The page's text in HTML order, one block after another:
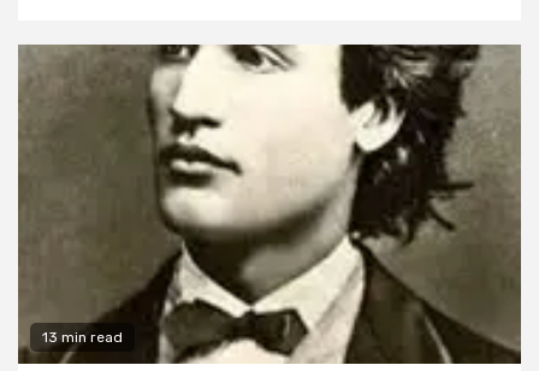
13 min read